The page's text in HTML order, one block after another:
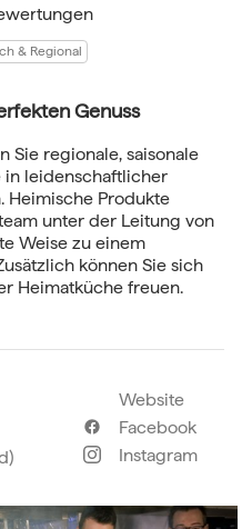
& Regional
Genuss
Sie regionale, saisonale
in leidenschaftlicher
Heimische Produkte
unter der Leitung von
Weise zu einem
können Sie sich
Heimatküche freuen.
Website
Facebook
Instagram